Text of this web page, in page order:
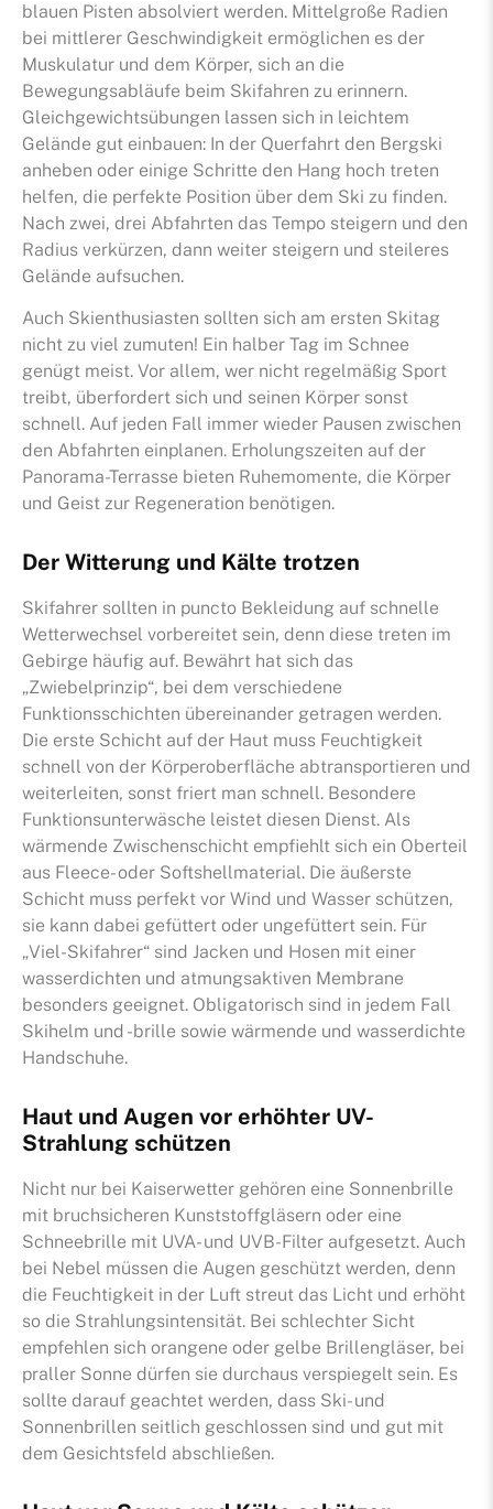
blauen Pisten absolviert werden. Mittelgroße Radien
bei mittlerer Geschwindigkeit ermöglichen es der
Muskulatur und dem Körper, sich an die
Bewegungsabläufe beim Skifahren zu erinnern.
Gleichgewichtsübungen lassen sich in leichtem
Gelände gut einbauen: In der Querfahrt den Bergski
anheben oder einige Schritte den Hang hoch treten
helfen, die perfekte Position über dem Ski zu finden.
Nach zwei, drei Abfahrten das Tempo steigern und den
Radius verkürzen, dann weiter steigern und steileres
Gelände aufsuchen.
Auch Skienthusiasten sollten sich am ersten Skitag
nicht zu viel zumuten! Ein halber Tag im Schnee
genügt meist. Vor allem, wer nicht regelmäßig Sport
treibt, überfordert sich und seinen Körper sonst
schnell. Auf jeden Fall immer wieder Pausen zwischen
den Abfahrten einplanen. Erholungszeiten auf der
Panorama-Terrasse bieten Ruhemomente, die Körper
und Geist zur Regeneration benötigen.
Der Witterung und Kälte trotzen
Skifahrer sollten in puncto Bekleidung auf schnelle
Wetterwechsel vorbereitet sein, denn diese treten im
Gebirge häufig auf. Bewährt hat sich das
„Zwiebelprinzip“, bei dem verschiedene
Funktionsschichten übereinander getragen werden.
Die erste Schicht auf der Haut muss Feuchtigkeit
schnell von der Körperoberfläche abtransportieren und
weiterleiten, sonst friert man schnell. Besondere
Funktionsunterwäsche leistet diesen Dienst. Als
wärmende Zwischenschicht empfiehlt sich ein Oberteil
aus Fleece- oder Softshellmaterial. Die äußerste
Schicht muss perfekt vor Wind und Wasser schützen,
sie kann dabei gefüttert oder ungefüttert sein. Für
„Viel-Skifahrer“ sind Jacken und Hosen mit einer
wasserdichten und atmungsaktiven Membrane
besonders geeignet. Obligatorisch sind in jedem Fall
Skihelm und -brille sowie wärmende und wasserdichte
Handschuhe.
Haut und Augen vor erhöhter UV-
Strahlung schützen
Nicht nur bei Kaiserwetter gehören eine Sonnenbrille
mit bruchsicheren Kunststoffgläsern oder eine
Schneebrille mit UVA- und UVB-Filter aufgesetzt. Auch
bei Nebel müssen die Augen geschützt werden, denn
die Feuchtigkeit in der Luft streut das Licht und erhöht
so die Strahlungsintensität. Bei schlechter Sicht
empfehlen sich orangene oder gelbe Brillengläser, bei
praller Sonne dürfen sie durchaus verspiegelt sein. Es
sollte darauf geachtet werden, dass Ski- und
Sonnenbrillen seitlich geschlossen sind und gut mit
dem Gesichtsfeld abschließen.